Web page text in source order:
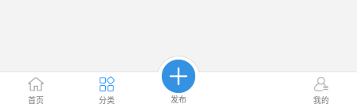
首页 分类 发布 我的